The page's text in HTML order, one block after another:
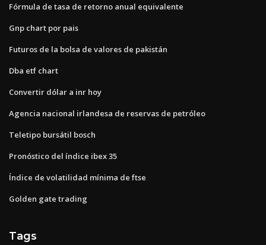
Fórmula de tasa de retorno anual equivalente
Gnp chart por pais
Futuros de la bolsa de valores de pakistán
Dba etf chart
Convertir dólar a inr hoy
Agencia nacional irlandesa de reservas de petróleo
Teletipo bursátil bosch
Pronóstico del índice ibex 35
Índice de volatilidad mínima de ftse
Golden gate trading
Tags